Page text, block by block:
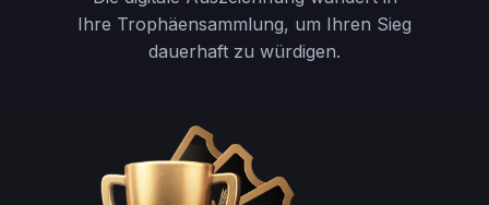
Ihre Trophäensammlung, um Ihren Sieg
dauerhaft zu würdigen.